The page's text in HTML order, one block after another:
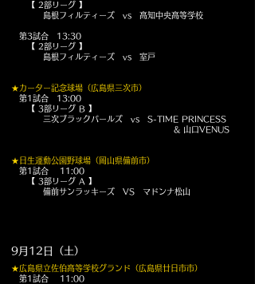
【 2部リーグ 】
島根フィルティーズ vs 高知中央高等学校
第3試合 13:30
【 2部リーグ 】
島根フィルティーズ vs 室戸
★カーター記念球場（広島県三次市）
第1試合 13:00
【 3部リーグ B 】
三次ブラックパールズ vs S-TIME PRINCESS
​ & 山口VENUS
★日生運動公園野球場（岡山県備前市）
第1試合 11:00
【 3部リーグ A 】
備前サンラッキーズ VS マドンナ松山
9月12日（土）
★広島県立佐伯高等学校グランド（広島県廿日市市）
第1試合 11:00